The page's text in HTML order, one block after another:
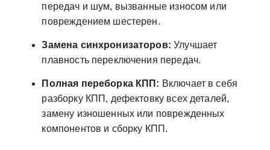
передач и шум, вызванные износом или
повреждением шестерен.
Замена синхронизаторов: Улучшает
плавность переключения передач.
Полная переборка КПП: Включает в себя
разборку КПП, дефектовку всех деталей,
замену изношенных или поврежденных
компонентов и сборку КПП.